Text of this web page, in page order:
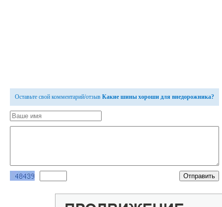
Оставьте свой комментарий/отзыв Какие шины хороши для внедорожника?